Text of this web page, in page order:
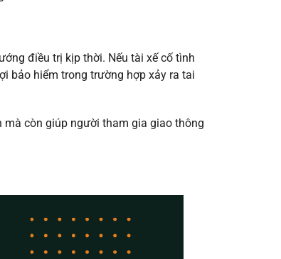
điều trị kịp thời. Nếu tài xế cố tình
bảo hiểm trong trường hợp xảy ra tai
còn giúp người tham gia giao thông